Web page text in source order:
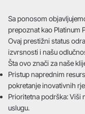
Sa ponosom
prepoznat kao Platinum
Ovaj prestižni status
izvrsnosti i našu
Šta ovo znači za naše
Pristup naprednim
pokretanje inovativnih
Prioritetna podrška: Viši
uslugu.